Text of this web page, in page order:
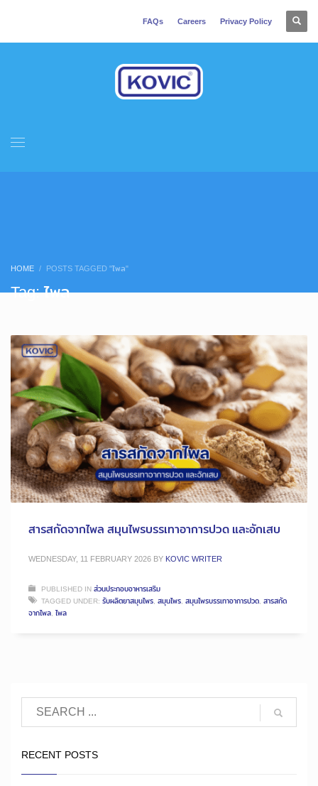
FAQs Careers Privacy Policy
HOME POSTS TAGGED "ไพล"
Tag: ไพล
สารสกัดจากไพล สมุนไพรบรรเทาอาการปวด และอักเสบ
WEDNESDAY, 11 FEBRUARY 2026 BY KOVIC WRITER
PUBLISHED INส่วนประกอบอาหารเสริม
TAGGED UNDER: รับผลิตยาสมุนไพร, สมุนไพร, สมุนไพรบรรเทาอาการปวด, สารสกัด
จากไพล, ไพล
RECENT POSTS